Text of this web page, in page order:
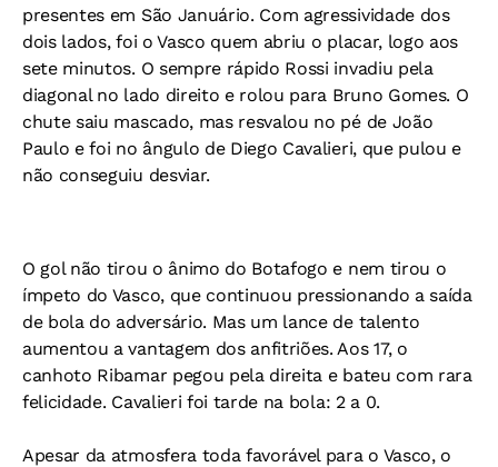
presentes em São Januário. Com agressividade dos
dois lados, foi o Vasco quem abriu o placar, logo aos
sete minutos. O sempre rápido Rossi invadiu pela
diagonal no lado direito e rolou para Bruno Gomes. O
chute saiu mascado, mas resvalou no pé de João
Paulo e foi no ângulo de Diego Cavalieri, que pulou e
não conseguiu desviar.
O gol não tirou o ânimo do Botafogo e nem tirou o
ímpeto do Vasco, que continuou pressionando a saída
de bola do adversário. Mas um lance de talento
aumentou a vantagem dos anfitriões. Aos 17, o
canhoto Ribamar pegou pela direita e bateu com rara
felicidade. Cavalieri foi tarde na bola: 2 a 0.
Apesar da atmosfera toda favorável para o Vasco, o